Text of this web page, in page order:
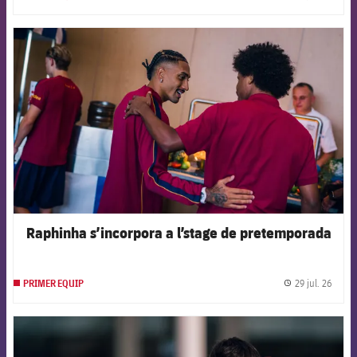
Raphinha s’incorpora a l’stage de pretemporada
PRIMER EQUIP 29 jul. 26